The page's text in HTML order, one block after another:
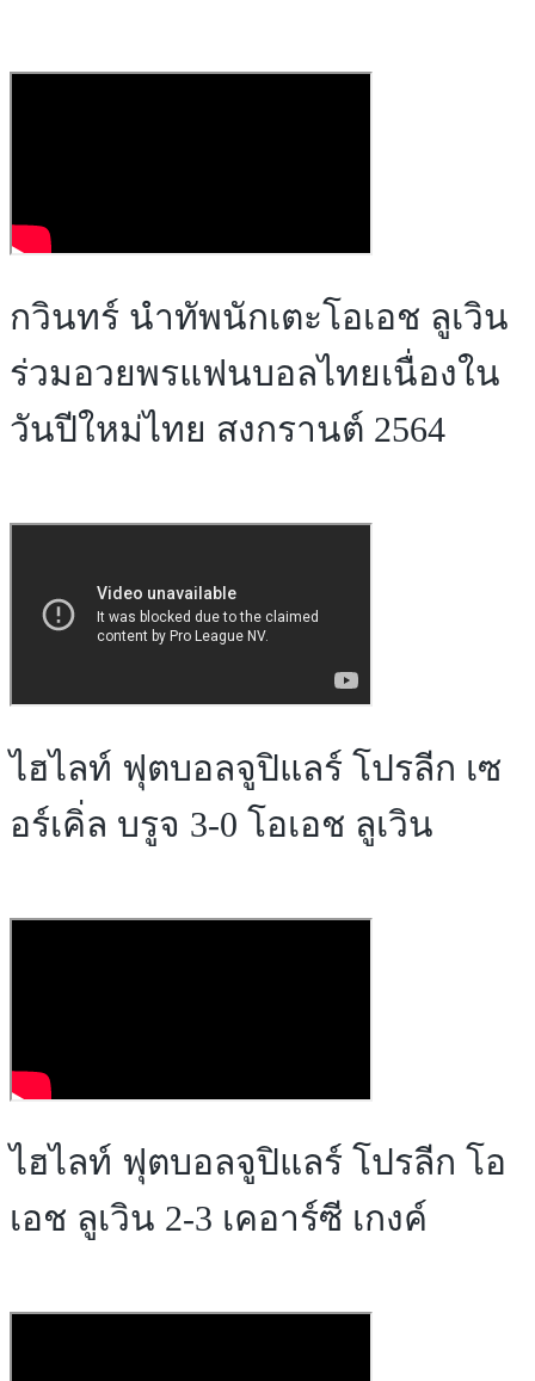
กวินทร์ นำทัพนักเตะโอเอช ลูเวิน
ร่วมอวยพรแฟนบอลไทยเนื่องใน
วันปีใหม่ไทย สงกรานต์ 2564
ไฮไลท์ ฟุตบอลจูปิแลร์ โปรลีก เซ
อร์เคิ่ล บรูจ 3-0 โอเอช ลูเวิน
ไฮไลท์ ฟุตบอลจูปิแลร์ โปรลีก โอ
เอช ลูเวิน 2-3 เคอาร์ซี เกงค์